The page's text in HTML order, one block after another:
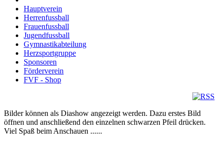
Hauptverein
Herrenfussball
Frauenfussball
Jugendfussball
Gymnastikabteilung
Herzsportgruppe
Sponsoren
Förderverein
FVF - Shop
Bilder können als Diashow angezeigt werden. Dazu erstes Bild
öffnen und anschließend den einzelnen schwarzen Pfeil drücken.
Viel Spaß beim Anschauen ......